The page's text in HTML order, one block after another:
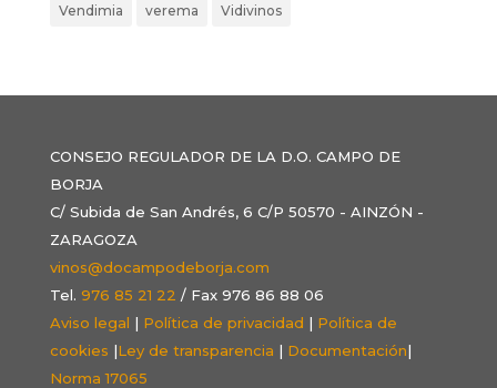
Vendimia verema Vidivinos
CONSEJO REGULADOR DE LA D.O. CAMPO DE
BORJA
C/ Subida de San Andrés, 6 C/P 50570 - AINZÓN -
ZARAGOZA
vinos@docampodeborja.com
Tel. 976 85 21 22 / Fax 976 86 88 06
Aviso legal | Política de privacidad | Política de
cookies |Ley de transparencia | Documentación|
Norma 17065